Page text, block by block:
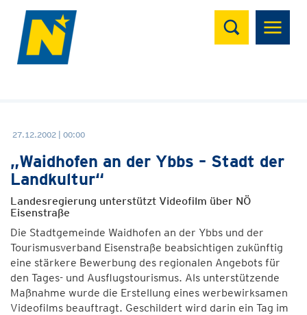
Suchen
27.12.2002 | 00:00
„Waidhofen an der Ybbs – Stadt der
Landkultur“
Landesregierung unterstützt Videofilm über NÖ
Eisenstraße
Die Stadtgemeinde Waidhofen an der Ybbs und der
Tourismusverband Eisenstraße beabsichtigen zukünftig
eine stärkere Bewerbung des regionalen Angebots für
den Tages- und Ausflugstourismus. Als unterstützende
Maßnahme wurde die Erstellung eines werbewirksamen
Videofilms beauftragt. Geschildert wird darin ein Tag im